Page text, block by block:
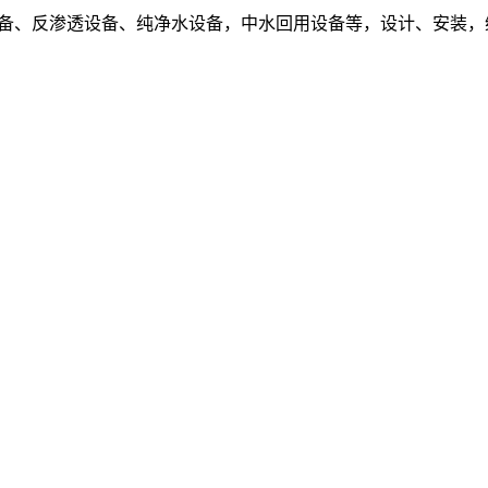
反渗透设备、纯净水设备，中水回用设备等，设计、安装，